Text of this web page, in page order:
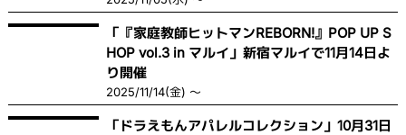
「『家庭教師ヒットマンREBORN!』POP UP S
HOP vol.3 in マルイ」新宿マルイで11月14日よ
り開催
2025/11/14(金) ～
「ドラえもんアパレルコレクション」10月31日